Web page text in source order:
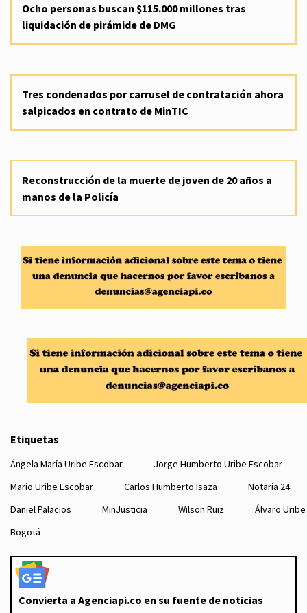
Ocho personas buscan $115.000 millones tras
liquidación de pirámide de DMG
Tres condenados por carrusel de contratación ahora
salpicados en contrato de MinTIC
Reconstrucción de la muerte de joven de 20 años a
manos de la Policía
Etiquetas
Ángela María Uribe Escobar
Jorge Humberto Uribe Escobar
Mario Uribe Escobar
Carlos Humberto Isaza
Notaría 24
Daniel Palacios
MinJusticia Wilson Ruiz
Álvaro Uribe
Bogotá
Convierta a Agenciapi.co en su fuente de noticias